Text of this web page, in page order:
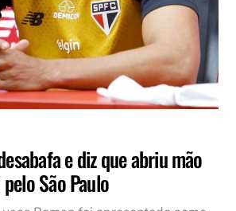
e diz que abriu mão
São Paulo